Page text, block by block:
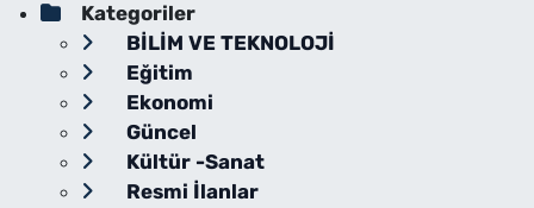
Kategoriler
BİLİM VE TEKNOLOJİ
Eğitim
Ekonomi
Güncel
Kültür -Sanat
Resmi İlanlar